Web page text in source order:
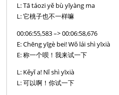
L: Tā táozi yě bù yīyàng ma
L: 它桃子也不一样嘛
00:06:55,583 –> 00:06:58,676
E: Chēng yīgè bei! Wǒ lái shì yīxià
E: 称一个呗！我来试一下
L: Kěyǐ a! Nǐ shì yīxià
L: 可以啊！你试一下